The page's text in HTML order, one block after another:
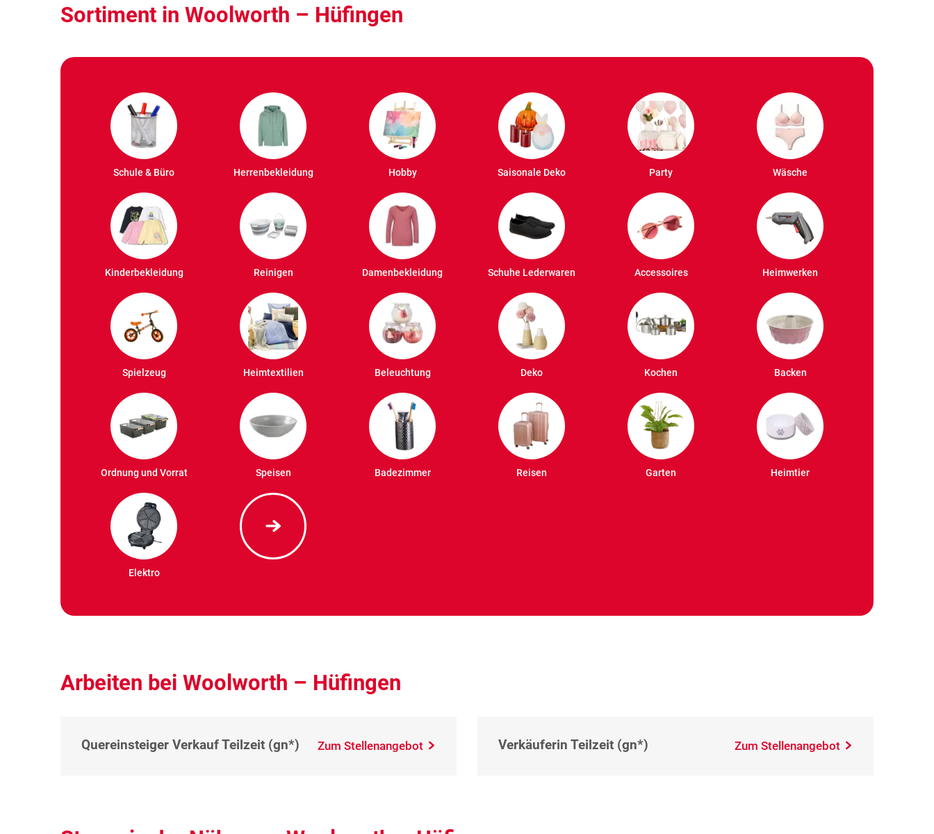
Sortiment in Woolworth – Hüfingen
Schule & Büro Herrenbekleidung Hobby Saisonale Deko Party Wäsche
Kinderbekleidung Reinigen Damenbekleidung Schuhe Lederwaren Accessoires Heimwerken
Spielzeug Heimtextilien Beleuchtung Deko Kochen Backen
Ordnung und Vorrat Speisen Badezimmer Reisen Garten Heimtier
Elektro
Arbeiten bei Woolworth – Hüfingen
Quereinsteiger Verkauf Teilzeit (gn*) Zum Stellenangebot Verkäuferin Teilzeit (gn*) Zum Stellenangebot